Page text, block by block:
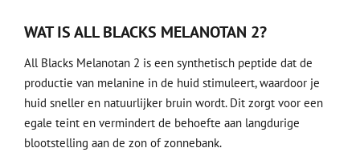
WAT IS ALL BLACKS MELANOTAN 2?
All Blacks Melanotan 2 is een synthetisch peptide dat de
productie van melanine in de huid stimuleert, waardoor je
huid sneller en natuurlijker bruin wordt. Dit zorgt voor een
egale teint en vermindert de behoefte aan langdurige
blootstelling aan de zon of zonnebank.